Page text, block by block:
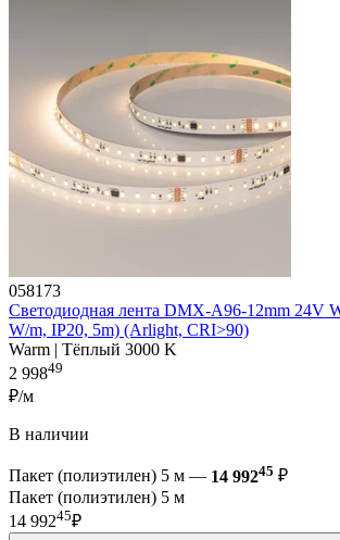
058173
Светодиодная лента DMX-A96-12mm 24V
W/m, IP20, 5m) (Arlight, CRI>90)
Warm | Тёплый 3000 K
2 99849
₽/м
В наличии
Пакет (полиэтилен) 5 м — 14 99245 ₽
Пакет (полиэтилен) 5 м
14 99245₽